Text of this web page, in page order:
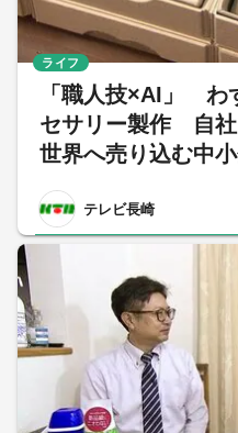
「職人技×AI」 わ
セサリー製作 自社
世界へ売り込む中
テレビ長崎
ライフ